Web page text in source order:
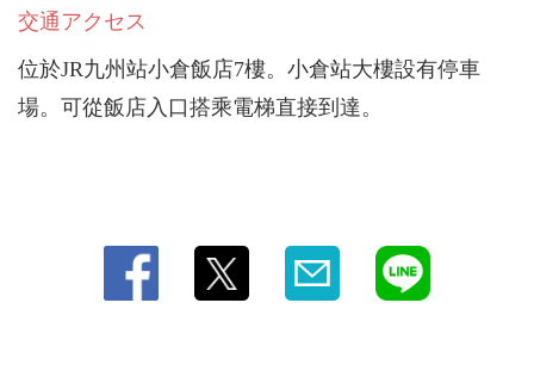
交通アクセス
位於JR九州站小倉飯店7樓。小倉站大樓設有停車
場。可從飯店入口搭乘電梯直接到達。